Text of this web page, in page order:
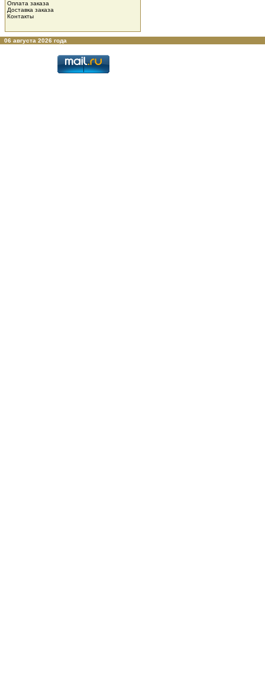
Оплата заказа
Доставка заказа
Контакты
06 августа 2026 года